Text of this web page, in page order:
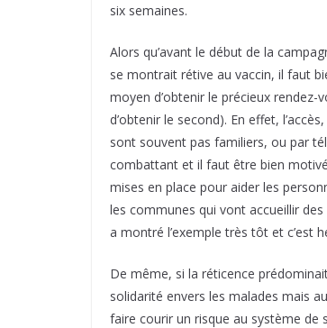
six semaines.
Alors qu’avant le début de la
se montrait rétive au vaccin, il faut
moyen d’obtenir le précieux
d’obtenir le second). En effet,
sont souvent pas familiers, ou par
combattant et il faut être bien
mises en place pour aider les
les communes qui vont accueillir
a montré l’exemple très tôt et c’est
De même, si la réticence
solidarité envers les malades mais
faire courir un risque au système de